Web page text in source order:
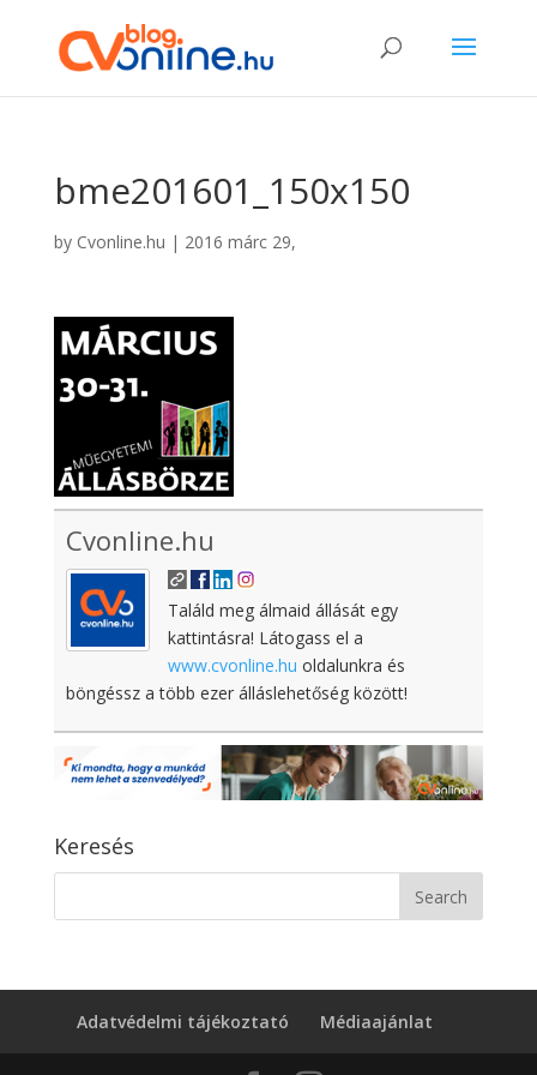
bme201601_150x150
by Cvonline.hu | 2016 márc 29,
Cvonline.hu
Találd meg álmaid állását egy
kattintásra! Látogass el a
www.cvonline.hu oldalunkra és
böngéssz a több ezer álláslehetőség között!
Keresés
Adatvédelmi tájékoztató Médiaajánlat